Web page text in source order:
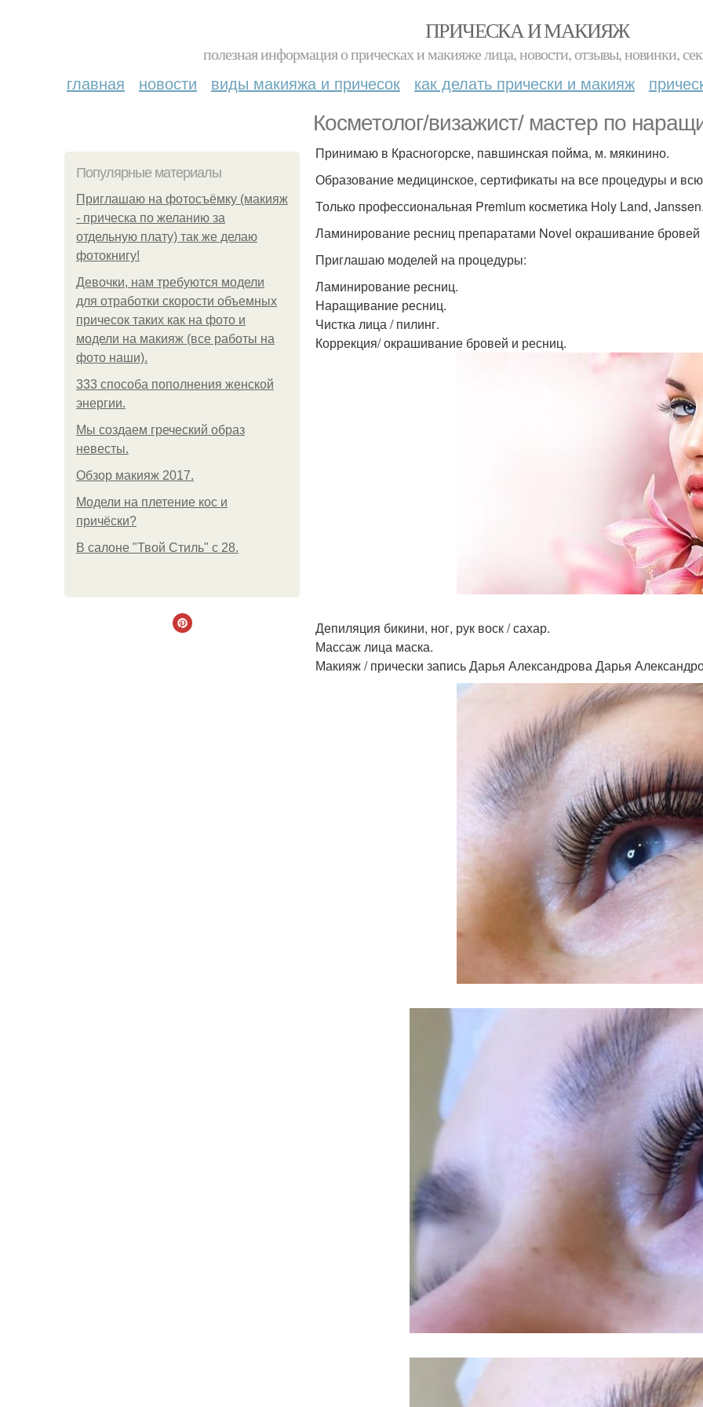
ПРИЧЕСКА И МАКИЯЖ
полезная информация о прическах и макияже лица, новости, отзывы, новинки,
главная новости виды макияжа и причесок как делать прически и макияж
Косметолог/визажист/ мастер по
Популярные материалы
Приглашаю на фотосъёмку (макияж
- прическа по желанию за
отдельную плату) так же делаю
фотокнигу!
Девочки, нам требуются модели
для отработки скорости объемных
причесок таких как на фото и
модели на макияж (все работы на
фото наши).
333 способа пополнения женской
энергии.
Мы создаем греческий образ
невесты.
Обзор макияж 2017.
Модели на плетение кос и
причёски?
В салоне "Твой Стиль" с 28.
Принимаю в Красногорске, павшинская пойма, м. мякинино.
Образование медицинское, сертификаты на все процедуры и всю
Только профессиональная Premium косметика Holy Land,
Ламинирование ресниц препаратами Novel окрашивание бровей
Приглашаю моделей на процедуры:
Ламинирование ресниц.
Наращивание ресниц.
Чистка лица / пилинг.
Коррекция/ окрашивание бровей и ресниц.
Депиляция бикини, ног, рук воск / сахар.
Массаж лица маска.
Макияж / прически запись Дарья Александрова Дарья